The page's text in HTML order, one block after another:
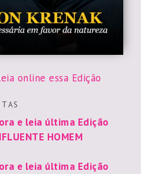
online essa Edição
A S
e leia última Edição
HOMEM
e leia última Edição